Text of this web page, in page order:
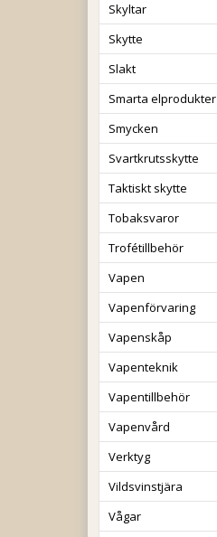
Skyltar
Skytte
Slakt
Smarta elprodukter
Smycken
Svartkrutsskytte
Taktiskt skytte
Tobaksvaror
Trofétillbehör
Vapen
Vapenförvaring
Vapenskåp
Vapenteknik
Vapentillbehör
Vapenvård
Verktyg
Vildsvinstjära
Vågar